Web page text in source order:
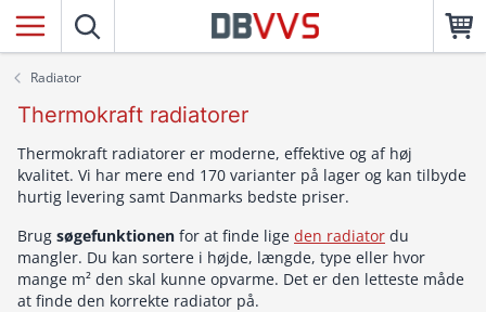
Radiator
Thermokraft radiatorer
Thermokraft radiatorer er moderne, effektive og af høj
kvalitet. Vi har mere end 170 varianter på lager og kan tilbyde
hurtig levering samt Danmarks bedste priser.
Brug søgefunktionen for at finde lige den radiator du
mangler. Du kan sortere i højde, længde, type eller hvor
mange m² den skal kunne opvarme. Det er den letteste måde
at finde den korrekte radiator på.